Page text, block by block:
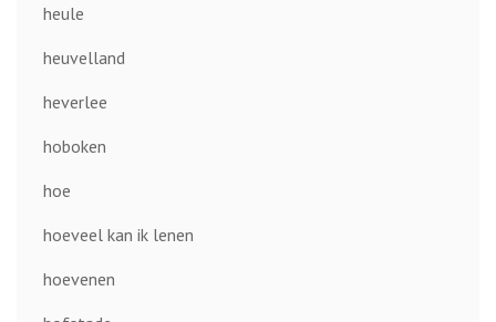
heule
heuvelland
heverlee
hoboken
hoe
hoeveel kan ik lenen
hoevenen